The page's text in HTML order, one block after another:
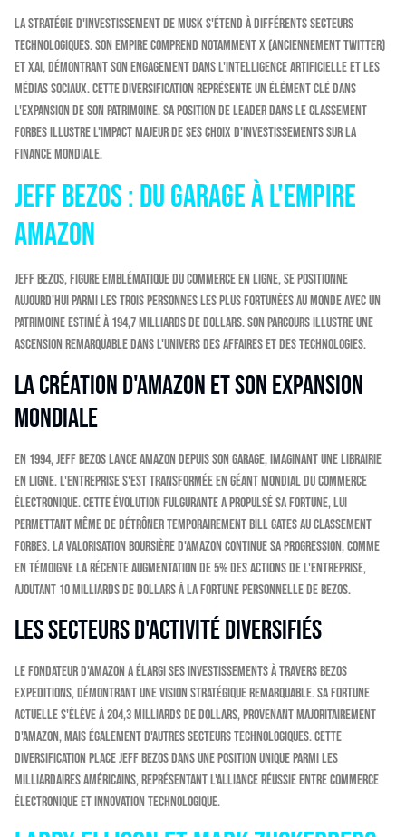
La stratégie d'investissement de Musk s'étend à différents secteurs
technologiques. Son empire comprend notamment X (anciennement Twitter)
et xAI, démontrant son engagement dans l'intelligence artificielle et les
médias sociaux. Cette diversification représente un élément clé dans
l'expansion de son patrimoine. Sa position de leader dans le classement
Forbes illustre l'impact majeur de ses choix d'investissements sur la
finance mondiale.
Jeff Bezos : du garage à l'empire
Amazon
Jeff Bezos, figure emblématique du commerce en ligne, se positionne
aujourd'hui parmi les trois personnes les plus fortunées au monde avec un
patrimoine estimé à 194,7 milliards de dollars. Son parcours illustre une
ascension remarquable dans l'univers des affaires et des technologies.
La création d'Amazon et son expansion
mondiale
En 1994, Jeff Bezos lance Amazon depuis son garage, imaginant une librairie
en ligne. L'entreprise s'est transformée en géant mondial du commerce
électronique. Cette évolution fulgurante a propulsé sa fortune, lui
permettant même de détrôner temporairement Bill Gates au classement
Forbes. La valorisation boursière d'Amazon continue sa progression, comme
en témoigne la récente augmentation de 5% des actions de l'entreprise,
ajoutant 10 milliards de dollars à la fortune personnelle de Bezos.
Les secteurs d'activité diversifiés
Le fondateur d'Amazon a élargi ses investissements à travers Bezos
Expeditions, démontrant une vision stratégique remarquable. Sa fortune
actuelle s'élève à 204,3 milliards de dollars, provenant majoritairement
d'Amazon, mais également d'autres secteurs technologiques. Cette
diversification place Jeff Bezos dans une position unique parmi les
milliardaires américains, représentant l'alliance réussie entre commerce
électronique et innovation technologique.